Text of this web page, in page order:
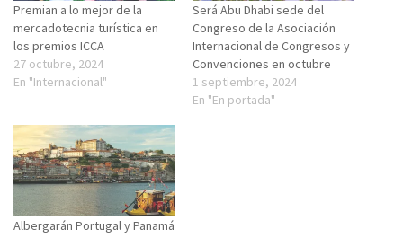
Premian a lo mejor de la
mercadotecnia turística en
los premios ICCA
27 octubre, 2024
En "Internacional"
Será Abu Dhabi sede del
Congreso de la Asociación
Internacional de Congresos y
Convenciones en octubre
1 septiembre, 2024
En "En portada"
Albergarán Portugal y Panamá